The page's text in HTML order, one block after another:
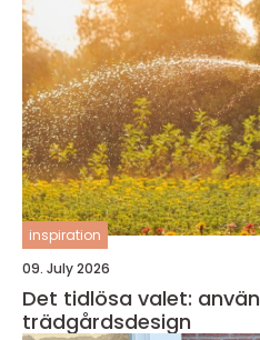
inspiration
09. July 2026
Det tidlösa valet:
trädgårdsdesign